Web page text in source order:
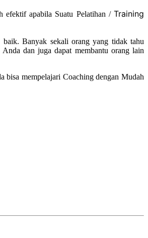
efektif apabila Suatu Pelatihan / Training
baik. Banyak sekali orang yang tidak tahu
dan juga dapat membantu orang lain
bisa mempelajari Coaching dengan Mudah